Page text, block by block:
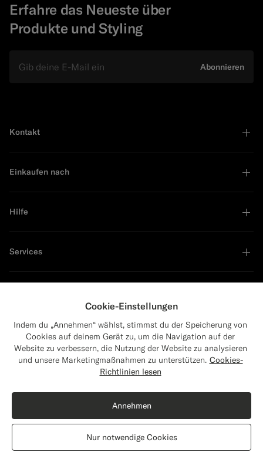
Shop the Look
Erfahre das Neueste über
Produkte und Styling
Abonnieren
Kontakt
Einkaufen nach
Hilfe
Services
Führend in Nachhaltigkeit
Close
Versand nach Die Vereinigten Staaten?
relevante Produkte und Inhalte zu sehen.
Die Vereinigten Staaten(USD)
Standort wechseln
Cookie-Einstellungen
Indem du „Annehmen“ wählst, stimmst du der Speicherung von
Cookies auf deinem Gerät zu, um die Navigation auf der
Website zu verbessern, die Nutzung der Website zu analysieren
und unsere Marketingmaßnahmen zu unterstützen. Cookies-
Richtlinien lesen
Nur notwendige Cookies
Annehmen